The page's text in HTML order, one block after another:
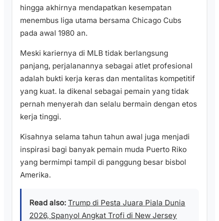
hingga akhirnya mendapatkan kesempatan
menembus liga utama bersama Chicago Cubs
pada awal 1980 an.
Meski kariernya di MLB tidak berlangsung
panjang, perjalanannya sebagai atlet profesional
adalah bukti kerja keras dan mentalitas kompetitif
yang kuat. Ia dikenal sebagai pemain yang tidak
pernah menyerah dan selalu bermain dengan etos
kerja tinggi.
Kisahnya selama tahun tahun awal juga menjadi
inspirasi bagi banyak pemain muda Puerto Riko
yang bermimpi tampil di panggung besar bisbol
Amerika.
Read also: Trump di Pesta Juara Piala Dunia
2026, Spanyol Angkat Trofi di New Jersey